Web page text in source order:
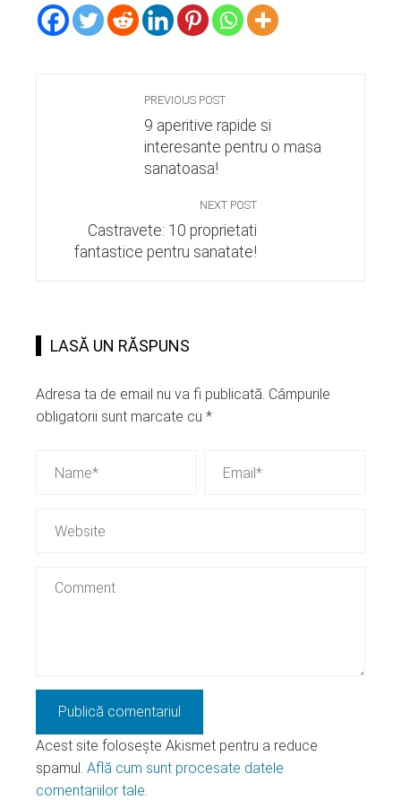
PREVIOUS POST
9 aperitive rapide si
interesante pentru o masa
sanatoasa!
NEXT POST
Castravete: 10 proprietati
fantastice pentru sanatate!
LASĂ UN RĂSPUNS
Adresa ta de email nu va fi publicată. Câmpurile
obligatorii sunt marcate cu *
Acest site folosește Akismet pentru a reduce
spamul. Află cum sunt procesate datele
comentariilor tale.